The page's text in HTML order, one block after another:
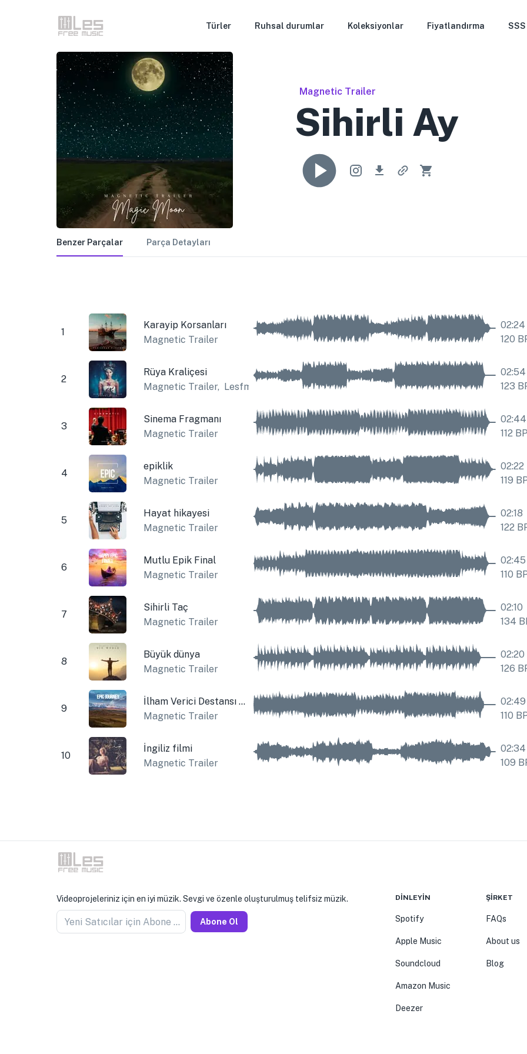
Türler Ruhsal durumlar Koleksiyonlar Fiyatlandırma SSS
Magnetic Trailer
Sihirli Ay
Benzer Parçalar Parça Detayları
1
Karayip Korsanları
Magnetic Trailer
02:24
120
2
Rüya Kraliçesi
Magnetic Trailer, Lesfm
02:54
123
3
Sinema Fragmanı
Magnetic Trailer
02:44
112
4
epiklik
Magnetic Trailer
02:22
119
5
Hayat hikayesi
Magnetic Trailer
02:18
122
6
Mutlu Epik Final
Magnetic Trailer
02:45
110
7
Sihirli Taç
Magnetic Trailer
02:10
134
8
Büyük dünya
Magnetic Trailer
02:20
126
9
İlham Verici Destansı Bir Yolculuk
Magnetic Trailer
02:49
110
10
İngiliz filmi
Magnetic Trailer
02:34
109
Videoprojeleriniz için en iyi müzik. Sevgi ve özenle oluşturulmuş telifsiz müzik.
Yeni Satıcılar için Abone Olun Abone Ol
DINLEYIN
Spotify
Apple Music
Soundcloud
Amazon Music
Deezer
ŞIRKET
FAQs
About us
Blog